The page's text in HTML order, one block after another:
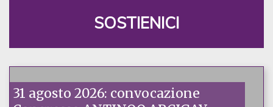
SOSTIENICI
31 agosto 2026: convocazione